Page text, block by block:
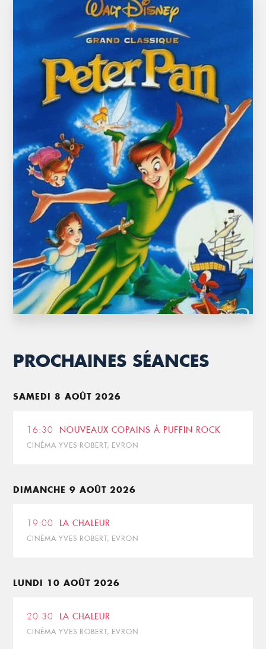
PROCHAINES SÉANCES
SAMEDI 8 AOÛT 2026
16:30 NOUVEAUX COPAINS À PUFFIN ROCK
CINÉMA YVES ROBERT, EVRON
DIMANCHE 9 AOÛT 2026
19:00 LA CHALEUR
CINÉMA YVES ROBERT, EVRON
LUNDI 10 AOÛT 2026
20:30 LA CHALEUR
CINÉMA YVES ROBERT, EVRON